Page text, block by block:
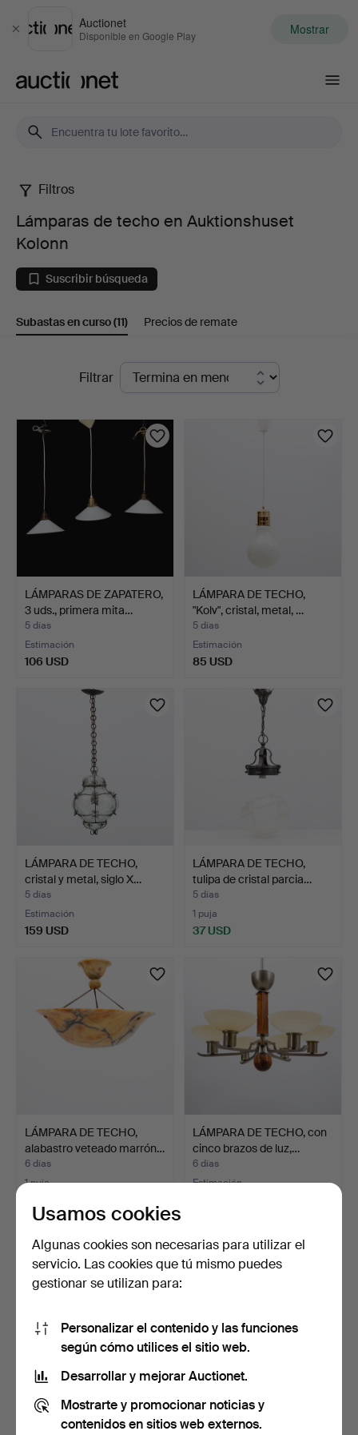
Cerrar
Auctionet
Disponible en Google Play Mostrar
Lámparas
de
techo
en
Kolonn
Filtros
Lámparas de techo en Auktionshuset
Kolonn
Suscribir búsqueda
Subastas en curso(11) Precios de remate
Subastas
curso
Filtrar
LÁMPARAS DE ZAPATERO,
3 uds., primera mita…
5 días
Estimación
106 USD
LÁMPARA DE TECHO,
"Kolv", cristal, metal, …
5 días
Estimación
85 USD
LÁMPARA DE TECHO,
cristal y metal, siglo X…
5 días
Estimación
159 USD
LÁMPARA DE TECHO,
tulipa de cristal parcia…
5 días
1 puja
37 USD
LÁMPARA DE TECHO,
alabastro veteado marrón…
6 días
1 puja
LÁMPARA DE TECHO, con
cinco brazos de luz,…
6 días
Estimación
LÁMPARA DE TECHO,
mediados del siglo XX.
HANS-AGNE JAKOBSSON.
Lámparas de techo/lám…
7 días
Usamos cookies
Algunas cookies son necesarias para utilizar el
servicio. Las cookies que tú mismo puedes
gestionar se utilizan para:
Personalizar el contenido y las funciones
según cómo utilices el sitio web.
Desarrollar y mejorar Auctionet.
Mostrarte y promocionar noticias y
contenidos en sitios web externos.